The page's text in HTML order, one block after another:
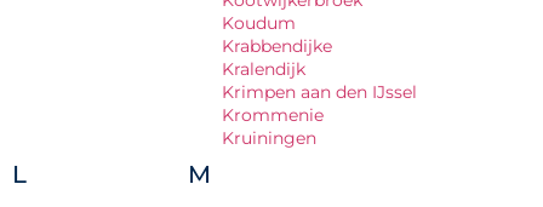
Koudum
Krabbendijke
Kralendijk
Krimpen aan den IJssel
Krommenie
Kruiningen
L M